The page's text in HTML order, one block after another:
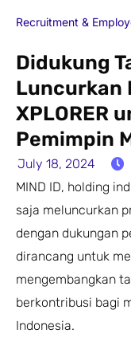
Recruitment &
Didukung
Luncurkan
XPLORER
Pemimpin
July 18, 2024
MIND ID, holding
saja meluncurkan
dengan dukungan
dirancang untuk
mengembangkan
berkontribusi bagi
Indonesia.